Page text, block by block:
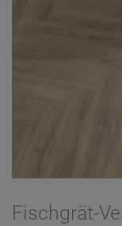
Fischgrät-